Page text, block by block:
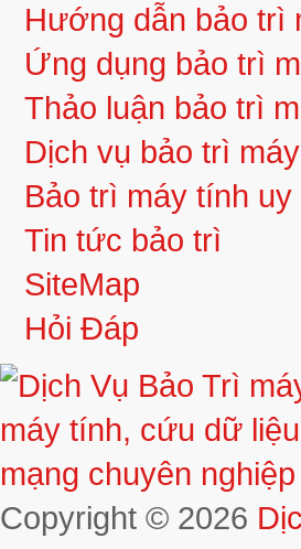
Hướng dẫn bảo trì
Ứng dụng bảo trì
Thảo luận bảo trì
Dịch vụ bảo trì
Bảo trì máy tính uy
Tin tức bảo trì
SiteMap
Hỏi Đáp
Copyright © 2026